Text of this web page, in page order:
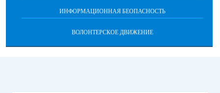
ИНФОРМАЦИОННАЯ БЕОПАСНОСТЬ
ВОЛОНТЕРСКОЕ ДВИЖЕНИЕ